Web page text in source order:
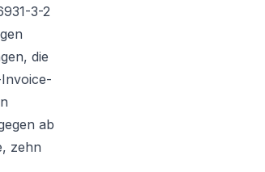
3-2
die
ab
zehn